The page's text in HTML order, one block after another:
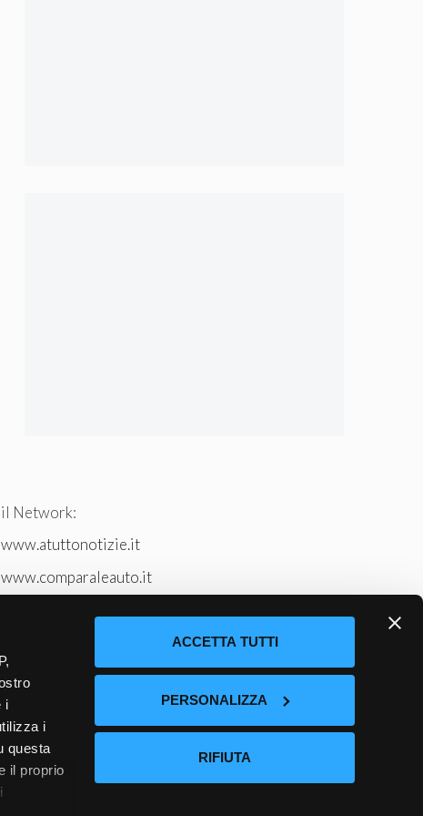
i
i
questa
il proprio
ACCETTA TUTTI
PERSONALIZZA
RIFIUTA
il Network:
www.atuttonotizie.it
www.comparaleauto.it